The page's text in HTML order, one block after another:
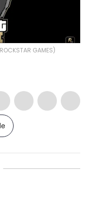
ROCKSTAR GAMES)